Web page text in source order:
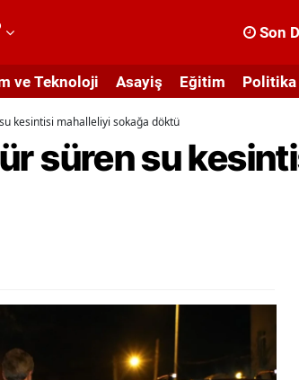
Son
ve Teknoloji Asayiş Eğitim Politika
kesintisi mahalleliyi sokağa döktü
süren su